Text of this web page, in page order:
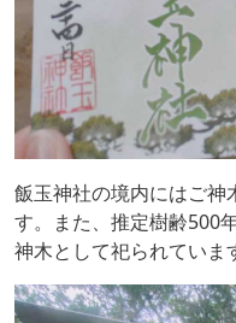
飯玉神社の境内にはご神
す。また、推定樹齢500
神木として祀られていま